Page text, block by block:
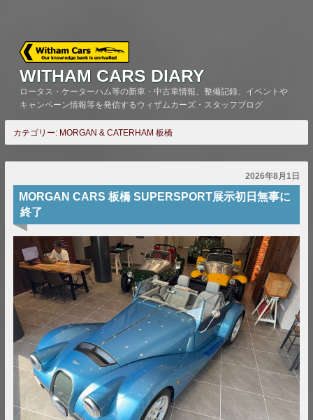
WITHAM CARS DIARY
ロータス・ケーターハム等の新車・中古車情報、整備記録、イベントや
キャンペーン情報等を発信するウィザムカーズ・スタッフブログ
カテゴリー: MORGAN & CATERHAM 板橋
2026年8月1日
MORGAN CARS 板橋 SUPERSPORT展示初日無事に
終了